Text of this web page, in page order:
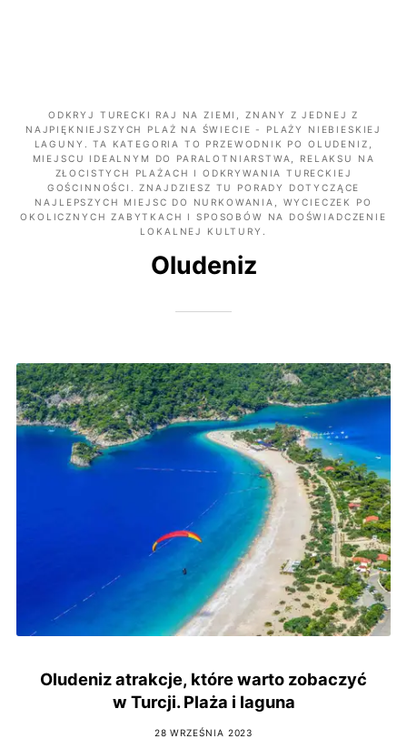
ODKRYJ TURECKI RAJ NA ZIEMI, ZNANY Z JEDNEJ Z
NAJPIĘKNIEJSZYCH PLAŻ NA ŚWIECIE - PLAŻY NIEBIESKIEJ
LAGUNY. TA KATEGORIA TO PRZEWODNIK PO OLUDENIZ,
MIEJSCU IDEALNYM DO PARALOTNIARSTWA, RELAKSU NA
ZŁOCISTYCH PLAŻACH I ODKRYWANIA TURECKIEJ
GOŚCINNOŚCI. ZNAJDZIESZ TU PORADY DOTYCZĄCE
NAJLEPSZYCH MIEJSC DO NURKOWANIA, WYCIECZEK PO
OKOLICZNYCH ZABYTKACH I SPOSOBÓW NA DOŚWIADCZENIE
LOKALNEJ KULTURY.
Oludeniz
Oludeniz atrakcje, które warto zobaczyć
w Turcji. Plaża i laguna
28 WRZEŚNIA 2023